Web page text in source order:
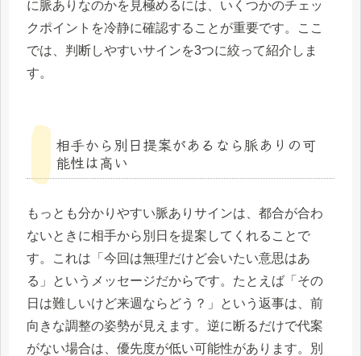
に脈ありなのかを見極めるには、いくつかのチェッ
クポイントを冷静に確認することが重要です。ここ
では、判断しやすいサインを3つに絞って紹介しま
す。
相手から別日提案があるなら脈ありの可
能性は高い
もっとも分かりやすい脈ありサインは、都合が合わ
ないときに相手から別日を提案してくれることで
す。これは「今回は無理だけど会いたい意思はあ
る」というメッセージだからです。たとえば「その
日は難しいけど来週ならどう？」という返事は、前
向きな調整の姿勢が見えます。逆に断るだけで代案
がない場合は、優先度が低い可能性があります。別